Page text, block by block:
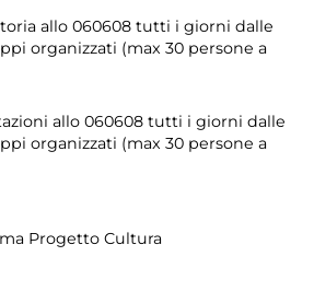
allo 060608 tutti i giorni dalle
organizzati (max 30 persone a
allo 060608 tutti i giorni dalle
organizzati (max 30 persone a
Progetto Cultura